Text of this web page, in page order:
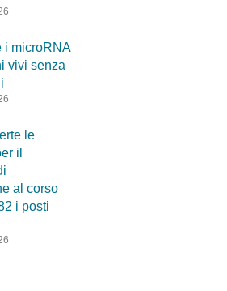
i microRNA
vivi senza
le
il
al corso
i posti